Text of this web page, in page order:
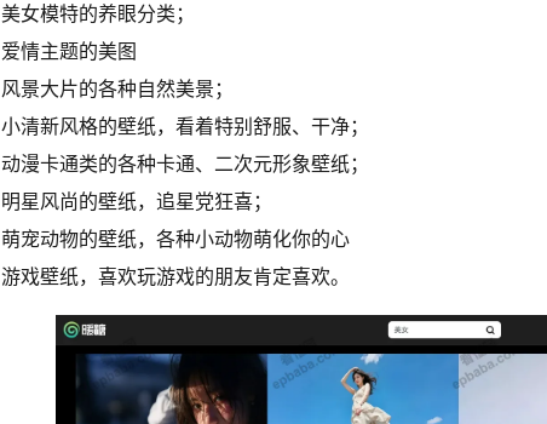
美女模特的养眼分类；
爱情主题的美图
风景大片的各种自然美景；
小清新风格的壁纸，看着特别舒服、干净；
动漫卡通类的各种卡通、二次元形象壁纸；
明星风尚的壁纸，追星党狂喜；
萌宠动物的壁纸，各种小动物萌化你的心
游戏壁纸，喜欢玩游戏的朋友肯定喜欢。